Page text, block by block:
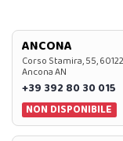
ANCONA
Corso Stamira, 55, 60122
Ancona AN
+39 392 80 30 015
NON DISPONIBILE